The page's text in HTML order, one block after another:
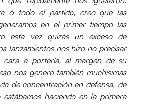
6 todo el partido, creo que las
en el primer tiempo las
esta vez quizás un exceso de
lanzamientos nos hizo no precisar
cara a portería, al margen de su
nos generó también muchísimas
de concentración en defensa, de
haciendo en la primera